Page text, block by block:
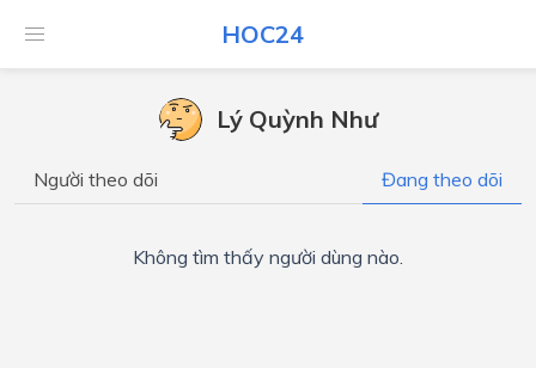
HOC24
Lý Quỳnh Như
Người theo dõi Đang theo dõi
Không tìm thấy người dùng nào.